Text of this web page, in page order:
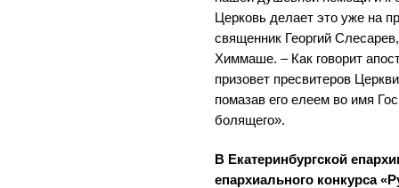
Церковь делает это уже на
священник Георгий
Химмаше. – Как говорит
призовет пресвитеров
помазав его елеем во имя
болящего».
В Екатеринбургской
епархиального конкурса